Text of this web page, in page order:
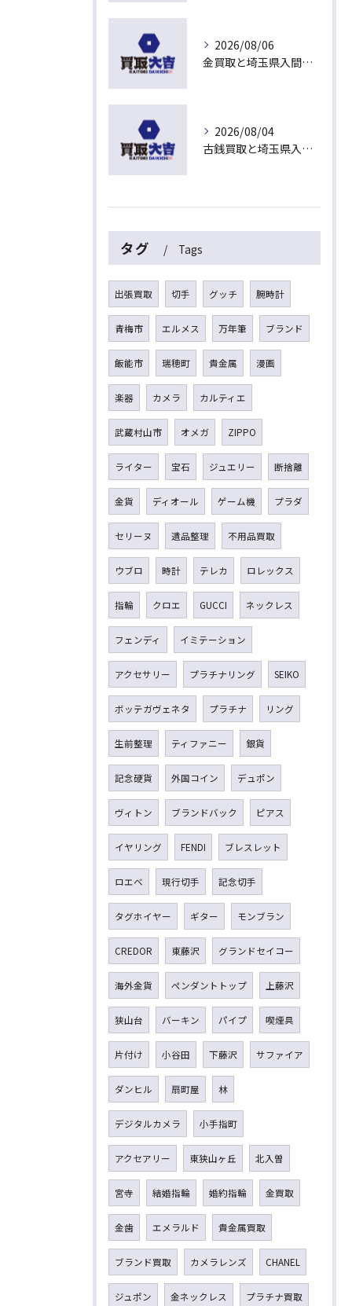
2026/08/06
金買取と埼玉県入間市下藤沢で無料査定を活用した今売るべきか判断する最新ガイド
2026/08/04
古銭買取と埼玉県入間市東藤沢でおすすめの査定比較と相場チェックポイント
タグ Tags
出張買取 切手 グッチ 腕時計
青梅市 エルメス 万年筆 ブランド
飯能市 瑞穂町 貴金属 漫画
楽器 カメラ カルティエ
武蔵村山市 オメガ ZIPPO
ライター 宝石 ジュエリー 断捨離
金貨 ディオール ゲーム機 プラダ
セリーヌ 遺品整理 不用品買取
ウブロ 時計 テレカ ロレックス
指輪 クロエ GUCCI ネックレス
フェンディ イミテーション
アクセサリー プラチナリング SEIKO
ボッテガヴェネタ プラチナ リング
生前整理 ティファニー 銀貨
記念硬貨 外国コイン デュポン
ヴィトン ブランドバック ピアス
イヤリング FENDI ブレスレット
ロエベ 現行切手 記念切手
タグホイヤー ギター モンブラン
CREDOR 東藤沢 グランドセイコー
海外金貨 ペンダントトップ 上藤沢
狭山台 バーキン パイプ 喫煙具
片付け 小谷田 下藤沢 サファイア
ダンヒル 扇町屋 林
デジタルカメラ 小手指町
アクセアリー 東狭山ヶ丘 北入曽
宮寺 結婚指輪 婚約指輪 金買取
金歯 エメラルド 貴金属買取
ブランド買取 カメラレンズ CHANEL
ジュポン 金ネックレス プラチナ買取